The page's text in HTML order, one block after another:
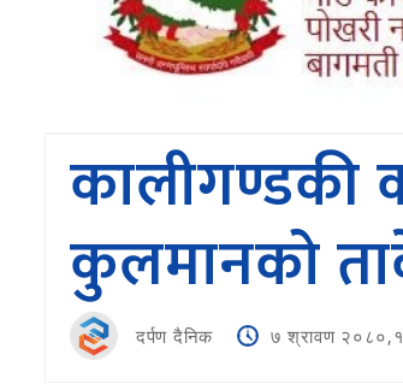
कालीगण्डकी
कुलमानको
दर्पण दैनिक ७ श्रावण